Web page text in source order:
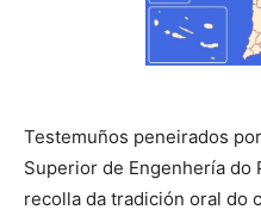
Testemuños peneirados
Superior de Engenhería do
recolla da tradición oral do